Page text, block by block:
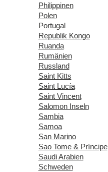
Philippinen
Polen
Portugal
Republik Kongo
Ruanda
Rumänien
Russland
Saint Kitts
Saint Lucía
Saint Vincent
Salomon Inseln
Sambia
Samoa
San Marino
Sao Tome & Príncipe
Saudi Arabien
Schweden